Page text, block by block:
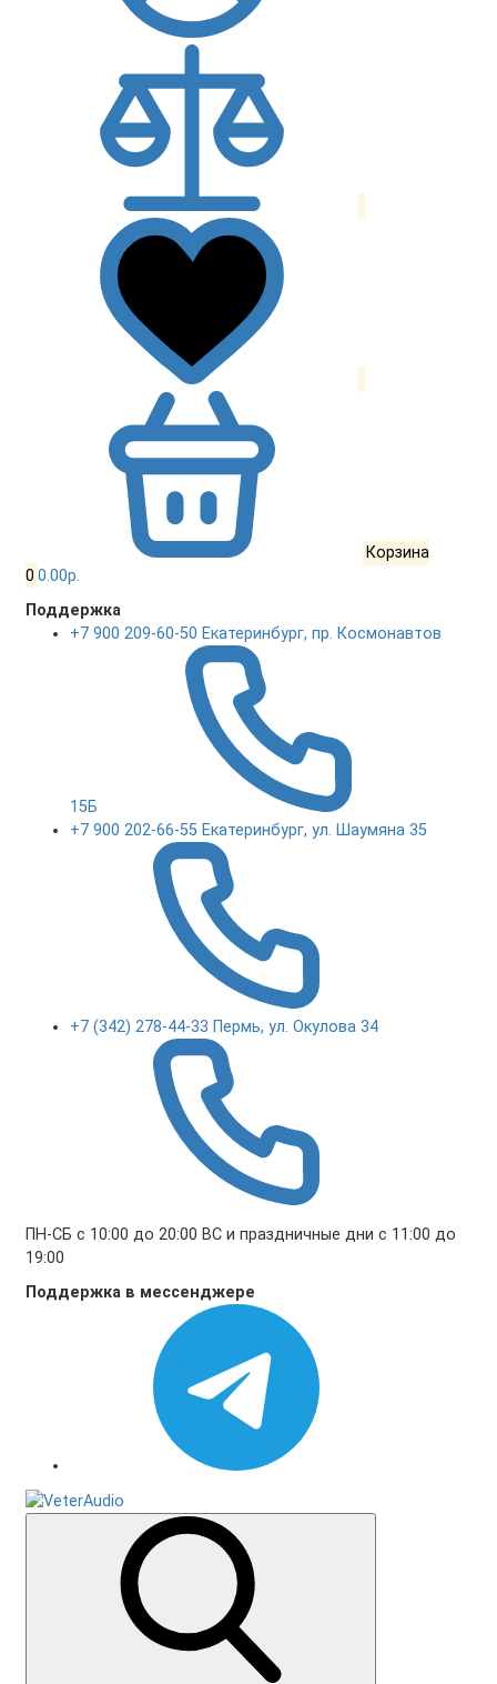
Корзина
0 0.00р.
Поддержка
+7 900 209-60-50 Екатеринбург, пр. Космонавтов
15Б
+7 900 202-66-55 Екатеринбург, ул. Шаумяна 35
+7 (342) 278-44-33 Пермь, ул. Окулова 34
ПН-СБ с 10:00 до 20:00 ВС и праздничные дни с 11:00 до
19:00
Поддержка в мессенджере